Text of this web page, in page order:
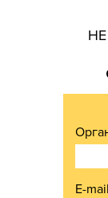
E-mail